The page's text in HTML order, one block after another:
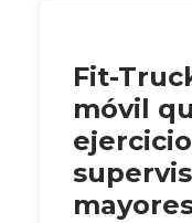
Fit-
móvil